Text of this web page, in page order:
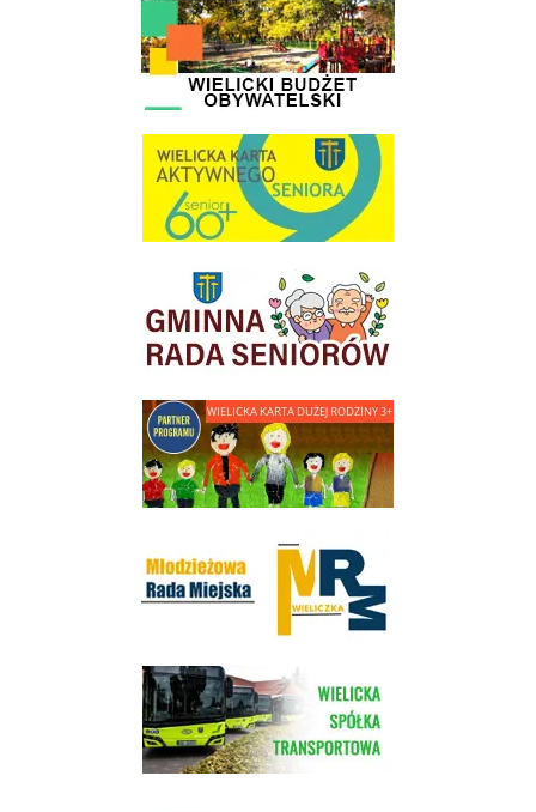
link do strony - Wielicki Budżet Obywatelski
link do strony Wielicka Karta Aktywnego Seniora
link do strony Gminnej Rady Seniorow - Wieliczka
link do strony - Wielicka Karta Dużej Rodziny
link do strony Wielickiej Spółki Transportowej